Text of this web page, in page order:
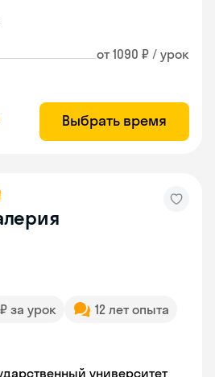
от 1090 ₽ / урок
Выбрать время
за урок
12 лет опыта
университет